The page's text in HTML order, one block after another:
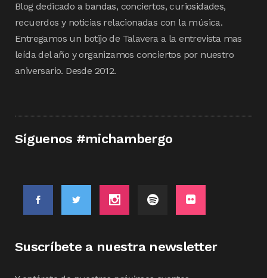
Blog dedicado a bandas, conciertos, curiosidades,
recuerdos y noticias relacionadas con la música.
Entregamos un botijo de Talavera a la entrevista mas
leída del año y organizamos conciertos por nuestro
aniversario. Desde 2012.
Síguenos #michambergo
Suscríbete a nuestra newsletter